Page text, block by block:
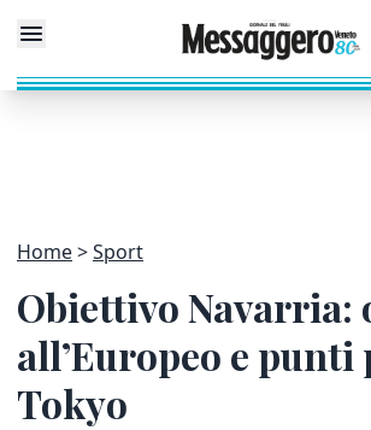
Home Sport
Obiettivo Navarria:
all’Europeo e punti
Tokyo